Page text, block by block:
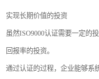
实现长期价值的投资
虽然ISO9000认证需要一定的
回报率的投资。
通过认证的过程，企业能够系